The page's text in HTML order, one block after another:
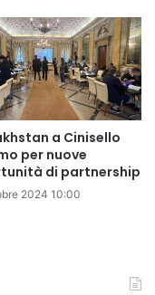
a Cinisello
per nuove
di partnership
2024 10:00